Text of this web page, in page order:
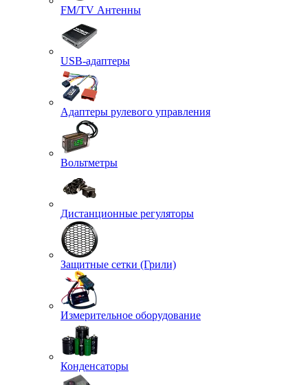
FM/TV Антенны
USB-адаптеры
Адаптеры рулевого управления
Вольтметры
Дистанционные регуляторы
Защитные сетки (Грили)
Измерительное оборудование
Конденсаторы